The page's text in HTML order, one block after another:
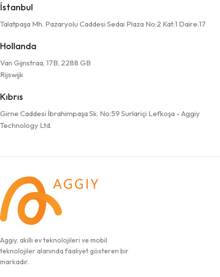
İstanbul
Talatpaşa Mh. Pazaryolu Caddesi Sedai Plaza No:2 Kat:1 Daire:17
Hollanda
Van Gijnstraa, 17B, 2288 GB
Rijswijk
Kıbrıs
Girne Caddesi İbrahimpaşa Sk. No:59 Surlariçi Lefkoşa - Aggiy
Technology Ltd.
Aggiy, akıllı ev teknolojileri ve mobil
teknolojiler alanında faaliyet gösteren bir
markadır.